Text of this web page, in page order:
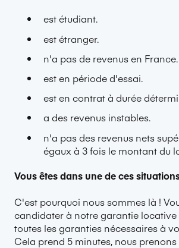
est étudiant.
est étranger.
n'a pas de revenus en France.
est en période d'essai.
est en contrat à durée
a des revenus instables.
n'a pas des revenus nets
égaux à 3 fois le montant du
Vous êtes dans une de ces
C'est pourquoi nous sommes là !
candidater à notre garantie
toutes les garanties nécessaires à
Cela prend 5 minutes, nous